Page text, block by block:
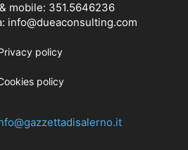
mobile: 351.5646236
info@dueaconsulting.com
policy
policy